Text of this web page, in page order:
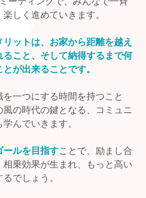
しく進めていきます。
ットは、お家から距離を越え
こと、 そして納得するまで何
が出来ることです。
一つにする時間を持つこと
の時代の鍵となる、コミュニ
んでいきます。
ルを目指すことで、励まし合
乗効果が生まれ、もっと高い
でしょう。